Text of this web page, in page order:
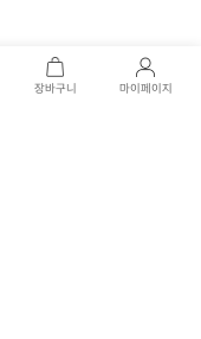
장바구니 마이페이지